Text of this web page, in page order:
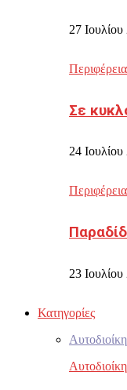
27
Περιφέρεια
Σε
24
Περιφέρεια
23
Κατηγορίες